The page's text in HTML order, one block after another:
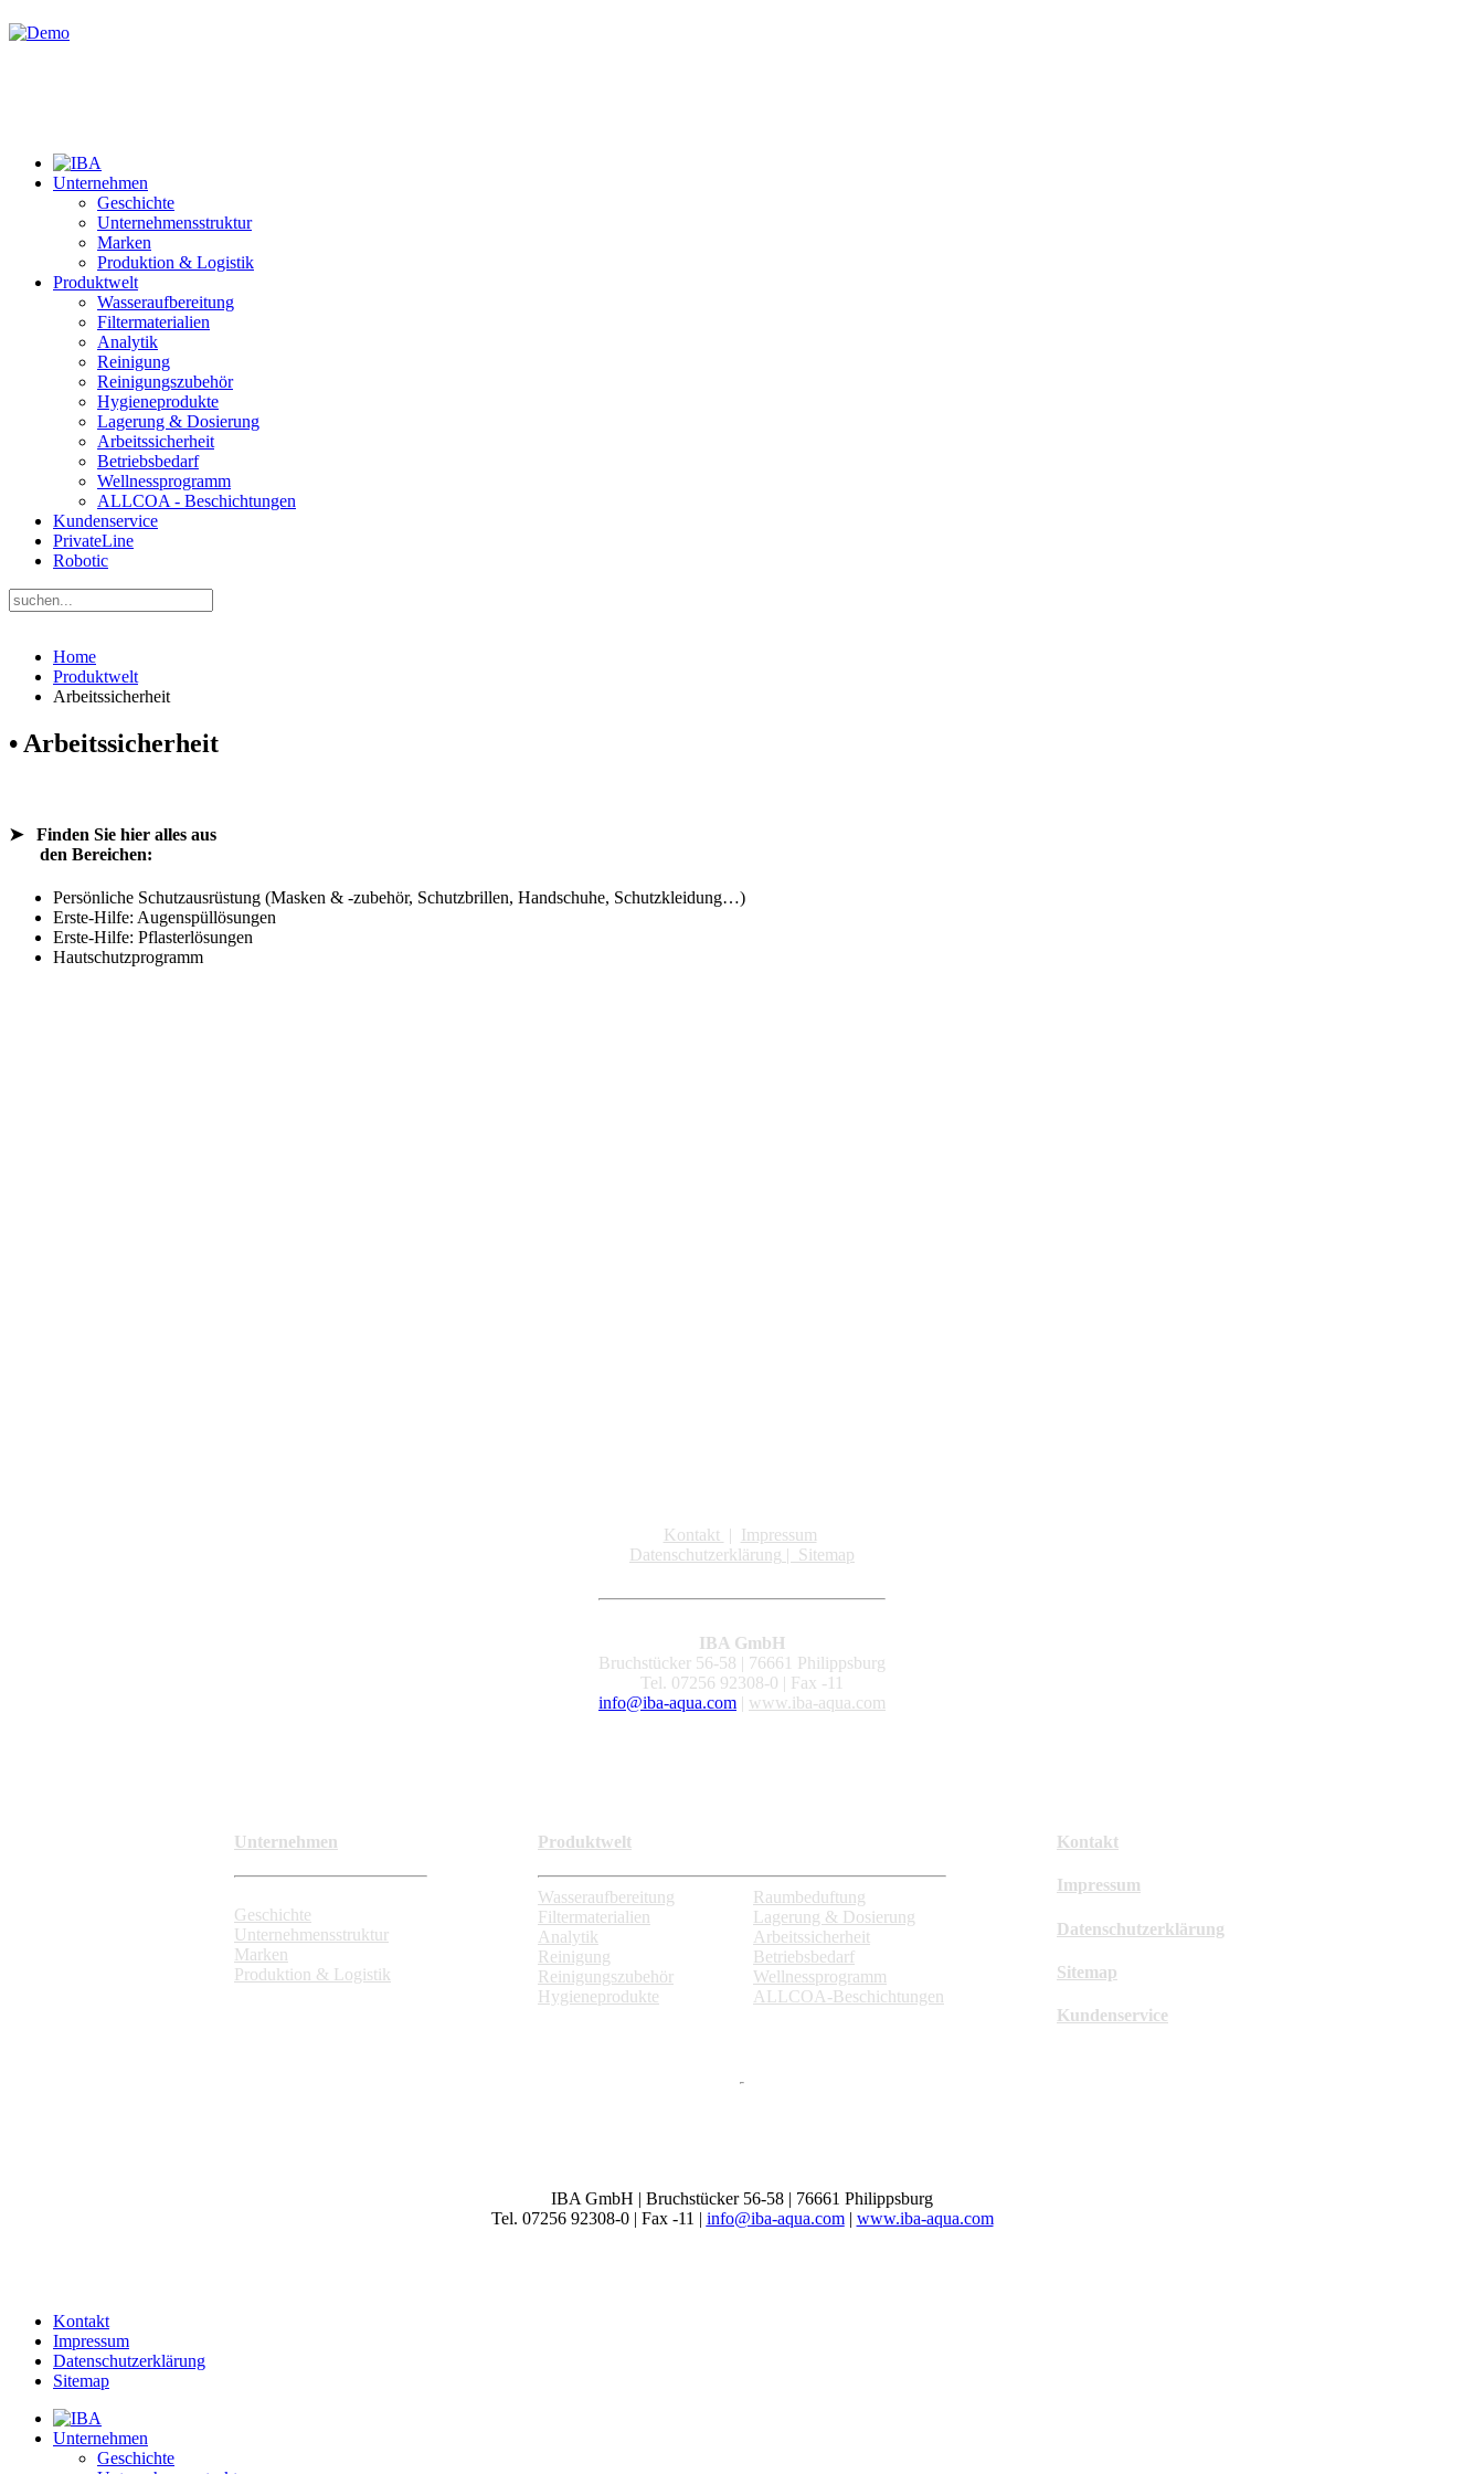
Unternehmen
Geschichte
Unternehmensstruktur
Marken
Produktion & Logistik
Produktwelt
Wasseraufbereitung
Filtermaterialien
Analytik
Reinigung
Reinigungszubehör
Hygieneprodukte
Lagerung & Dosierung
Arbeitssicherheit
Betriebsbedarf
Wellnessprogramm
ALLCOA - Beschichtungen
Kundenservice
PrivateLine
Robotic
Home
Produktwelt
Arbeitssicherheit
• Arbeitssicherheit
➤ Finden Sie hier alles aus
den Bereichen:
Persönliche Schutzausrüstung (Masken & -zubehör, Schutzbrillen, Handschuhe, Schutzkleidung…)
Erste-Hilfe: Augenspüllösungen
Erste-Hilfe: Pflasterlösungen
Hautschutzprogramm
Kontakt |
Impressum
Datenschutzerklärung | Sitemap
IBA GmbH
Bruchstücker 56-58 | 76661 Philippsburg
Tel. 07256 92308-0 | Fax -11
info@iba-aqua.com | www.iba-aqua.com
Unternehmen Produktwelt Kontakt
Impressum
Datenschutzerklärung
Sitemap
Kundenservice
Geschichte
Unternehmensstruktur
Marken
Produktion & Logistik
Wasseraufbereitung
Filtermaterialien
Analytik
Reinigung
Reinigungszubehör
Hygieneprodukte
Raumbeduftung
Lagerung & Dosierung
Arbeitssicherheit
Betriebsbedarf
Wellnessprogramm
ALLCOA-Beschichtungen
IBA GmbH | Bruchstücker 56-58 | 76661 Philippsburg
Tel. 07256 92308-0 | Fax -11 | info@iba-aqua.com| www.iba-aqua.com
Kontakt
Impressum
Datenschutzerklärung
Sitemap
Unternehmen
Geschichte